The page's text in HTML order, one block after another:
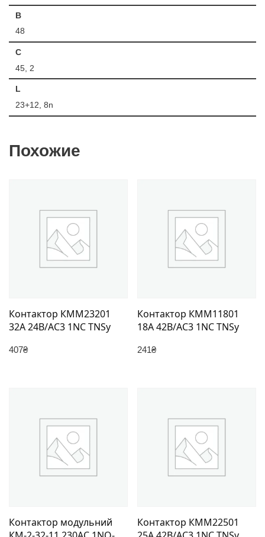
B
48
C
45, 2
L
23+12, 8n
Похожие
Контактор КММ23201
32А 24В/АС3 1NC TNSy
407₴
Контактор КММ11801
18А 42В/АС3 1NC TNSy
241₴
Контактор модульний
Контактор КММ22501